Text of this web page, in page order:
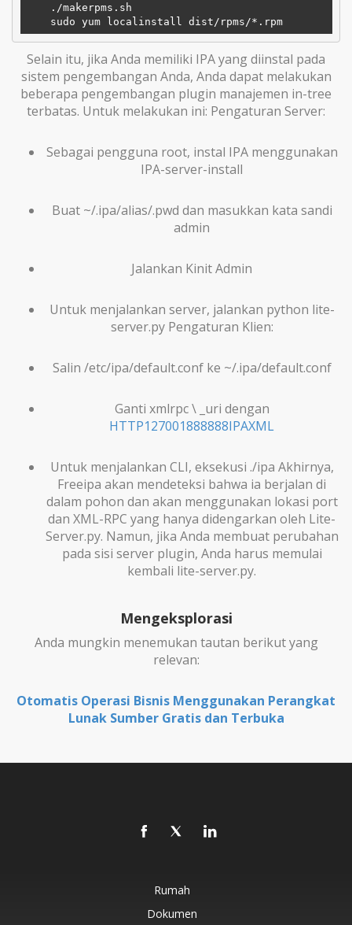
    sudo yum localinstall dist
/rpms/
Selain itu, jika Anda memiliki IPA yang diinstal pada
sistem pengembangan Anda, Anda dapat melakukan
beberapa pengembangan plugin manajemen in-tree
terbatas. Untuk melakukan ini: Pengaturan Server:
Sebagai pengguna root, instal IPA menggunakan
IPA-server-install
Buat ~/.ipa/alias/.pwd dan masukkan kata sandi
admin
Jalankan Kinit Admin
Untuk menjalankan server, jalankan python lite-
server.py Pengaturan Klien:
Salin /etc/ipa/default.conf ke ~/.ipa/default.conf
Ganti xmlrpc \ _uri dengan
HTTP127001888888IPAXML
Untuk menjalankan CLI, eksekusi ./ipa Akhirnya,
Freeipa akan mendeteksi bahwa ia berjalan di
dalam pohon dan akan menggunakan lokasi port
dan XML-RPC yang hanya didengarkan oleh Lite-
Server.py. Namun, jika Anda membuat perubahan
pada sisi server plugin, Anda harus memulai
kembali lite-server.py.
Mengeksplorasi
Anda mungkin menemukan tautan berikut yang
relevan:
Otomatis Operasi Bisnis Menggunakan Perangkat
Lunak Sumber Gratis dan Terbuka
Rumah
Dokumen